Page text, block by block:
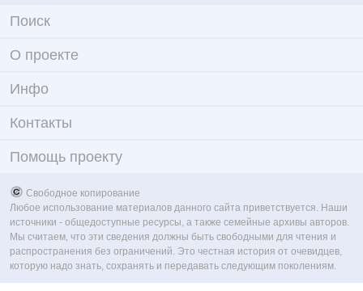
Поиск
О проекте
Инфо
Контакты
Помощь проекту
Свободное копирование
Любое использование материалов данного сайта приветствуется. Наши
источники - общедоступные ресурсы, а также семейные архивы авторов.
Мы считаем, что эти сведения должны быть свободными для чтения и
распространения без ограничений. Это честная история от очевидцев,
которую надо знать, сохранять и передавать следующим поколениям.